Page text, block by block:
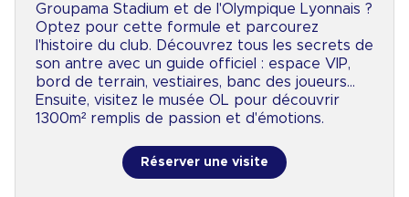
Groupama Stadium et de l'Olympique Lyonnais ?
Optez pour cette formule et parcourez
l'histoire du club. Découvrez tous les secrets de
son antre avec un guide officiel : espace VIP,
bord de terrain, vestiaires, banc des joueurs...
Ensuite, visitez le musée OL pour découvrir
1300m² remplis de passion et d'émotions.
Réserver une visite